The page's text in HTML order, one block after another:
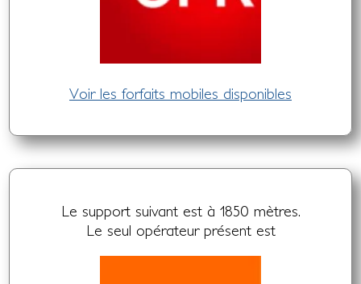
Voir les forfaits mobiles disponibles
Le support suivant est à 1850 mètres.
Le seul opérateur présent est